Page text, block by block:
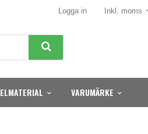
Logga in Inkl. moms
ELMATERIAL VARUMÄRKE